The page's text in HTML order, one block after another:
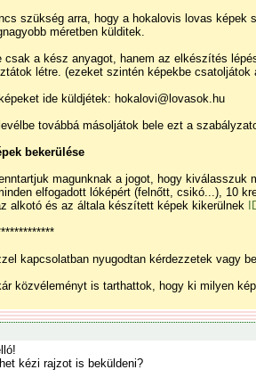
szükség arra, hogy a hokalovis lovas képek
méretben külditek.
csak a kész anyagot, hanem az elkészítés
létre. (ezeket szintén képekbe csatoljátok
ide küldjétek: hokalovi@lovasok.hu
továbbá másoljátok bele ezt a
bekerülése
magunknak a jogot, hogy kiválasszuk
elfogadott lóképért (felnőtt, csikó...), 10
alkotó és az általa készített képek kikerülnek
kapcsolatban nyugodtan kérdezzetek vagy
közvéleményt is tarthattok, hogy ki milyen
kézi rajzot is beküldeni?